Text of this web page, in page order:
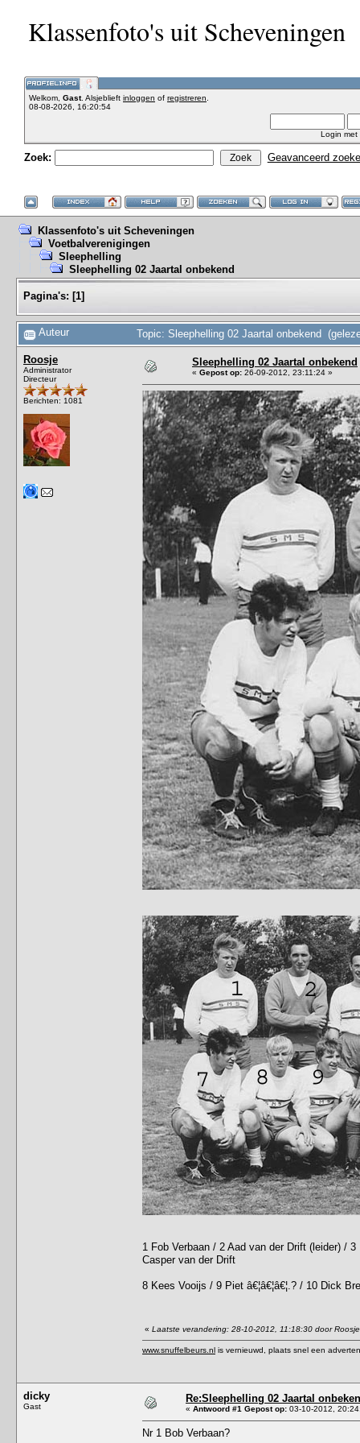
Klassenfoto's uit Scheveningen
Welkom, Gast. Alsjeblieft inloggen of registreren
08-08-2026, 16:20:54
Login met
Zoek: Geavanceerd
Klassenfoto's uit Scheveningen
Voetbalverenigingen
Sleephelling
Sleephelling 02 Jaartal onbekend
Pagina's: [1]
Auteur Topic: Sleephelling 02 Jaartal onbekend
Roosje
Administrator
Directeur
Berichten: 1081
Sleephelling 02 Jaartal onbekend
« Gepost op: 26-09-2012, 23:11:24 »
1 Fob Verbaan / 2 Aad van der Drift (leider) /
Casper van der Drift
8 Kees Vooijs / 9 Piet â€¦â€¦â€¦.? / 10 Dick
« Laatste verandering: 28-10-2012, 11:18:30 door Roosje
www.snuffelbeurs.nl is vernieuwd, plaats snel een
dicky
Gast
Re:Sleephelling 02 Jaartal
« Antwoord #1 Gepost op: 03-10-2012,
Nr 1 Bob Verbaan?